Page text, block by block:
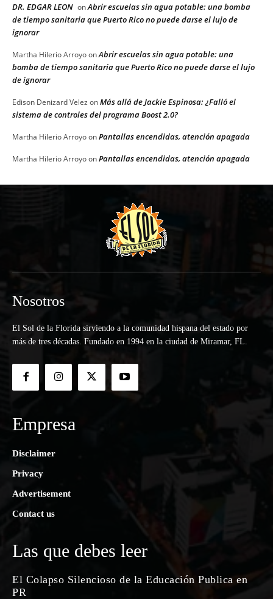
DR. EDGAR LEON onAbrir escuelas sin agua potable: una bomba
de tiempo sanitaria que Puerto Rico no puede darse el lujo de
ignorar
Martha Hilerio ArroyoonAbrir escuelas sin agua potable: una
bomba de tiempo sanitaria que Puerto Rico no puede darse el lujo
de ignorar
Edison Denizard Velez onMás allá de Jackie Espinosa: ¿Falló el
sistema de controles del programa Boost 2.0?
Martha Hilerio ArroyoonPantallas encendidas, atención apagada
Martha Hilerio ArroyoonPantallas encendidas, atención apagada
Nosotros
El Sol de la Florida sirviendo a la comunidad hispana del estado por
más de tres décadas. Fundado en 1994 en la ciudad de Miramar, FL.
Empresa
Disclaimer
Privacy
Advertisement
Contact us
Las que debes leer
El Colapso Silencioso de la Educación Publica en
PR